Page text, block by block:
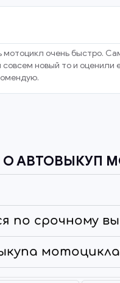
очень быстро.
новый то и
АВТОВЫКУП
по срочному